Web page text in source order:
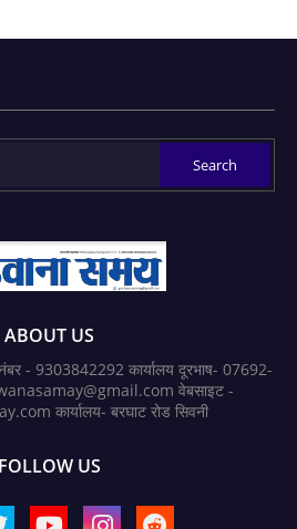
ABOUT US
- 9303842292 कार्यालय दूरभाष- 07692-
वेबसाइट -
कार्यालय- बरघाट रोड सिवनी
FOLLOW US